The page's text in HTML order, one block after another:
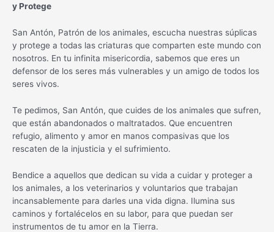
y Protege
San Antón, Patrón de los animales, escucha nuestras súplicas
y protege a todas las criaturas que comparten este mundo con
nosotros. En tu infinita misericordia, sabemos que eres un
defensor de los seres más vulnerables y un amigo de todos los
seres vivos.
Te pedimos, San Antón, que cuides de los animales que sufren,
que están abandonados o maltratados. Que encuentren
refugio, alimento y amor en manos compasivas que los
rescaten de la injusticia y el sufrimiento.
Bendice a aquellos que dedican su vida a cuidar y proteger a
los animales, a los veterinarios y voluntarios que trabajan
incansablemente para darles una vida digna. Ilumina sus
caminos y fortalécelos en su labor, para que puedan ser
instrumentos de tu amor en la Tierra.